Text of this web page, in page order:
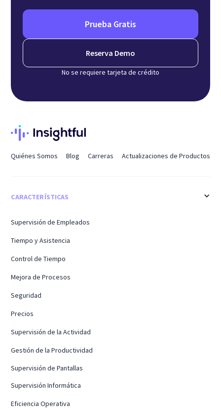
Prueba Gratis
Reserva Demo
No se requiere tarjeta de crédito
Quiénes Somos Blog Carreras Actualizaciones de Productos
CARACTERÍSTICAS
Supervisión de Empleados
Tiempo y Asistencia
Control de Tiempo
Mejora de Procesos
Seguridad
Precios
Supervisión de la Actividad
Gestión de la Productividad
Supervisión de Pantallas
Supervisión Informática
Eficiencia Operativa